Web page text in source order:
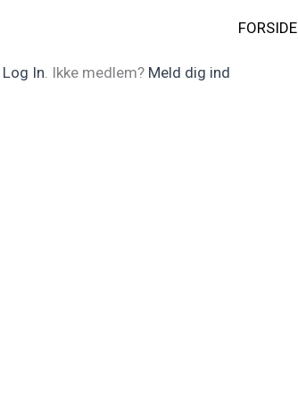
FORSIDE
Log In. Ikke medlem? Meld dig ind